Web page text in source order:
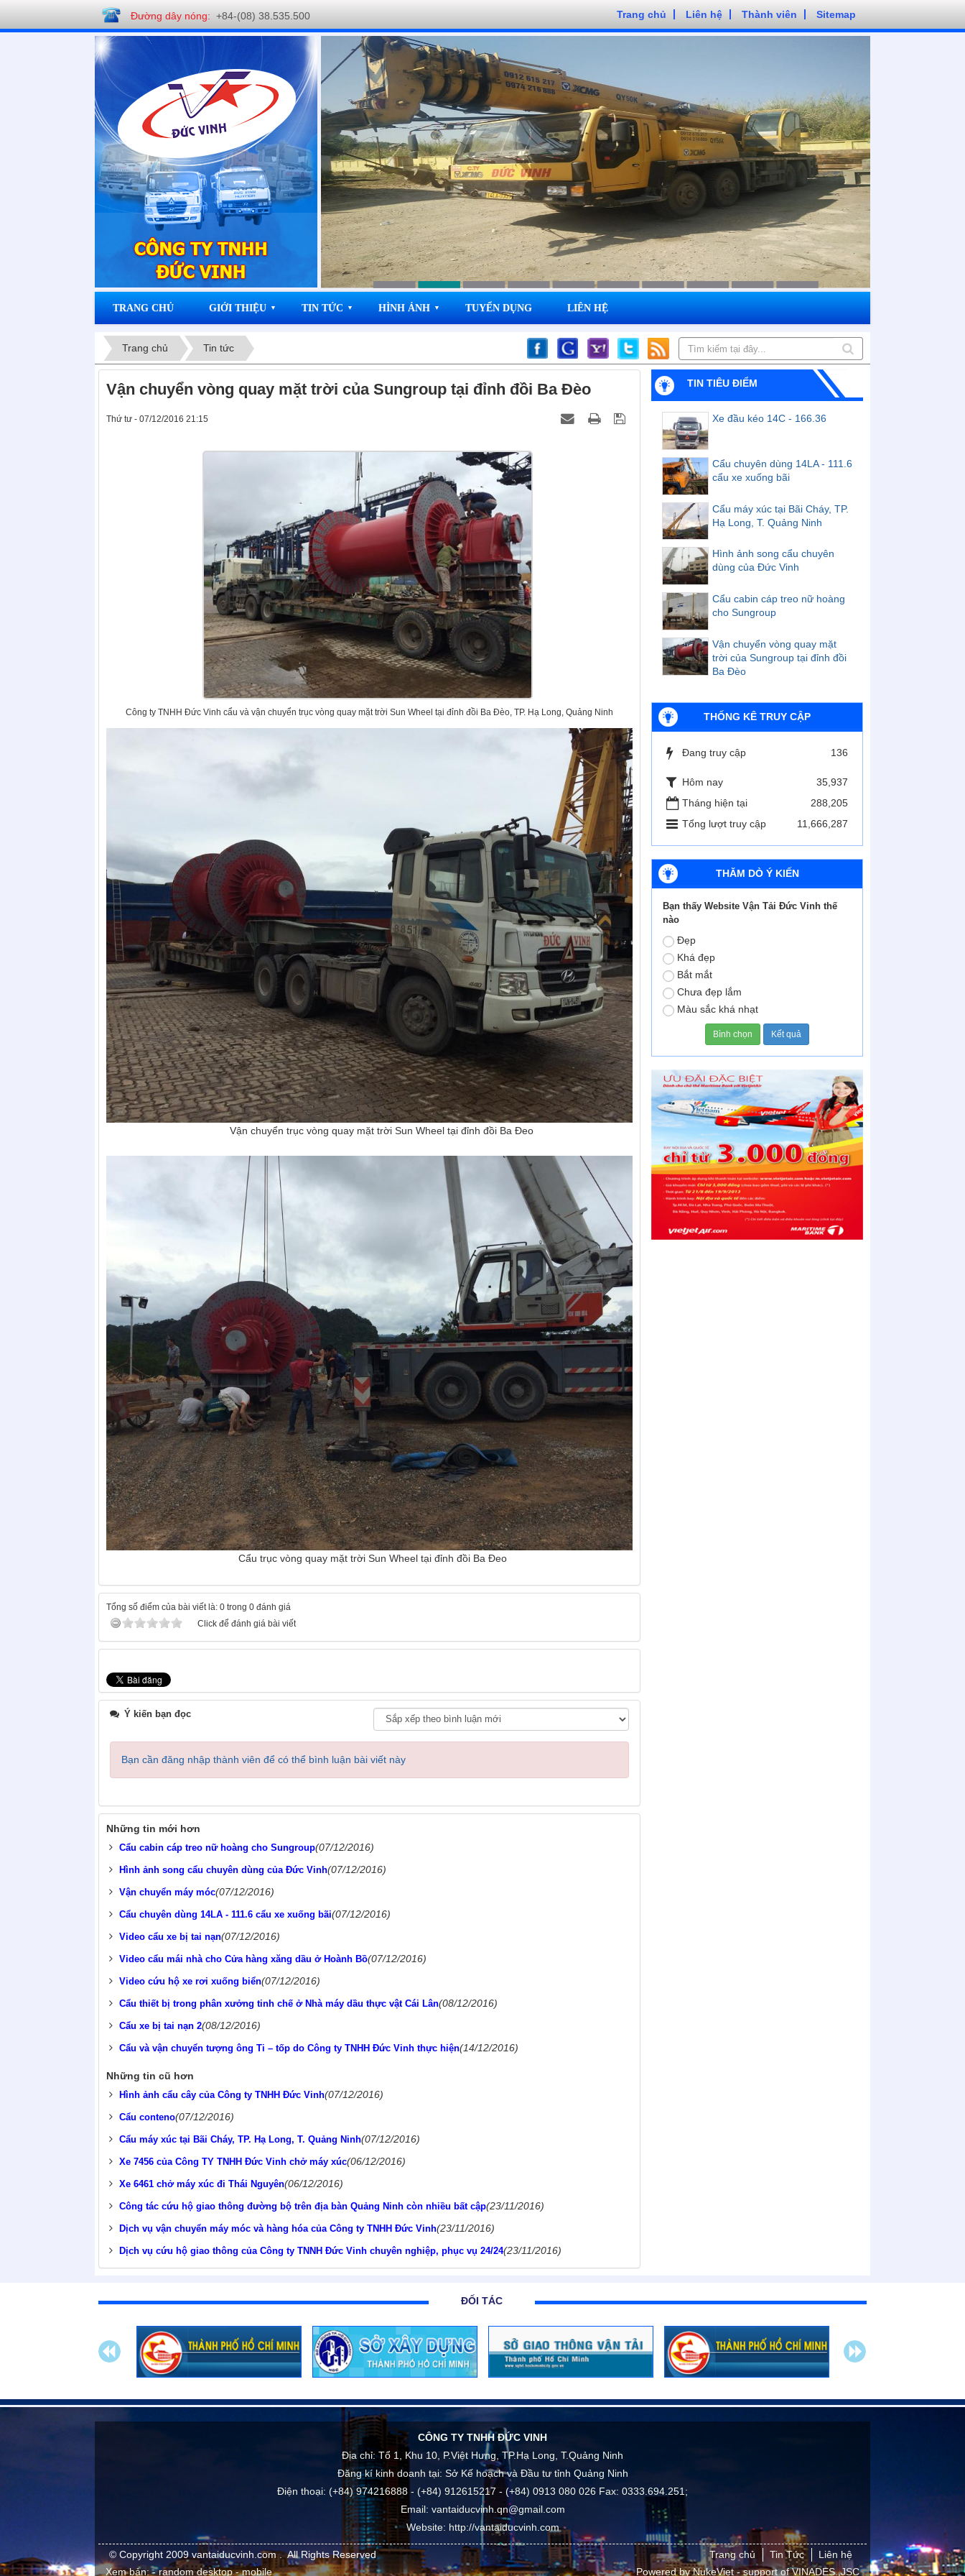
Trang chủ Liên hệ Thành viên Sitemap
Đường dây nóng: +84-(08) 38.535.500
Công ty TNHH Đức Vinh
TRANG CHỦ GIỚI THIỆU ▼ TIN TỨC ▼ HÌNH ẢNH ▼ TUYỂN DỤNG LIÊN HỆ
Trang chủ Tin tức
Vận chuyển vòng quay mặt trời của Sungroup tại đỉnh đồi Ba Đèo
Thứ tư - 07/12/2016 21:15
Công ty TNHH Đức Vinh cẩu và vận chuyển trục vòng quay mặt trời Sun Wheel tại đỉnh đồi Ba Đèo, TP. Hạ Long, Quảng Ninh
Vận chuyển trục vòng quay mặt trời Sun Wheel tại đỉnh đồi Ba Đeo
Cẩu trục vòng quay mặt trời Sun Wheel tại đỉnh đồi Ba Đeo
Tổng số điểm của bài viết là: 0 trong 0 đánh giá
Click để đánh giá bài viết
Ý kiến bạn đọc
Bạn cần đăng nhập thành viên để có thể bình luận bài viết này
Những tin mới hơn
Cẩu cabin cáp treo nữ hoàng cho Sungroup(07/12/2016)
Hình ảnh song cẩu chuyên dùng của Đức Vinh(07/12/2016)
Vận chuyển máy móc(07/12/2016)
Cẩu chuyên dùng 14LA - 111.6 cẩu xe xuống bãi(07/12/2016)
Video cẩu xe bị tai nạn(07/12/2016)
Video cẩu mái nhà cho Cửa hàng xăng dầu ở Hoành Bồ(07/12/2016)
Video cứu hộ xe rơi xuống biển(07/12/2016)
Cẩu thiết bị trong phân xưởng tinh chế ở Nhà máy dầu thực vật Cái Lân(08/12/2016)
Cẩu xe bị tai nạn 2(08/12/2016)
Cẩu và vận chuyển tượng ông Ti – tốp do Công ty TNHH Đức Vinh thực hiện(14/12/2016)
Những tin cũ hơn
Hình ảnh cẩu cây của Công ty TNHH Đức Vinh(07/12/2016)
Cẩu conteno(07/12/2016)
Cẩu máy xúc tại Bãi Cháy, TP. Hạ Long, T. Quảng Ninh(07/12/2016)
Xe 7456 của Công TY TNHH Đức Vinh chở máy xúc(06/12/2016)
Xe 6461 chở máy xúc đi Thái Nguyên(06/12/2016)
Công tác cứu hộ giao thông đường bộ trên địa bàn Quảng Ninh còn nhiều bất cập(23/11/2016)
Dịch vụ vận chuyển máy móc và hàng hóa của Công ty TNHH Đức Vinh(23/11/2016)
Dịch vụ cứu hộ giao thông của Công ty TNNH Đức Vinh chuyên nghiệp, phục vụ 24/24(23/11/2016)
TIN TIÊU ĐIỂM
Xe đầu kéo 14C - 166.36
Cẩu chuyên dùng 14LA - 111.6
cẩu xe xuống bãi
Cẩu máy xúc tại Bãi Cháy, TP.
Hạ Long, T. Quảng Ninh
Hình ảnh song cẩu chuyên
dùng của Đức Vinh
Cẩu cabin cáp treo nữ hoàng
cho Sungroup
Vận chuyển vòng quay mặt
trời của Sungroup tại đỉnh đồi
Ba Đèo
THỐNG KÊ TRUY CẬP
Đang truy cập 136
Hôm nay
35,937
Tháng hiện tại
288,205
Tổng lượt truy cập
11,666,287
THĂM DÒ Ý KIẾN
Bạn thấy Website Vận Tải Đức Vinh thế
nào
Đẹp
Khá đẹp
Bắt mắt
Chưa đẹp lắm
Màu sắc khá nhạt
ĐỐI TÁC
CÔNG TY TNHH ĐỨC VINH
Địa chỉ:Tổ 1, Khu 10, P.Việt Hưng, TP.Hạ Long, T.Quảng Ninh
Đăng kí kinh doanh tại: Sở Kế hoạch và Đầu tư tỉnh Quảng Ninh
Điện thoại: (+84) 974216888 - (+84) 912615217 - (+84) 0913 080 026 Fax: 0333.694.251;
Email: vantaiducvinh.qn@gmail.com
Website: http://vantaiducvinh.com
© Copyright 2009vantaiducvinh.com.All Rights Reserved
Xem bản:- random desktop - mobile
Trang chủ Tin Tức
Liên hệ
Powered byNukeViet- support ofVINADES.,JSC